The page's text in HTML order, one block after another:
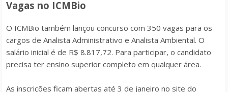
Vagas no ICMBio
O ICMBio também lançou concurso com 350 vagas para os
cargos de Analista Administrativo e Analista Ambiental. O
salário inicial é de R$ 8.817,72. Para participar, o candidato
precisa ter ensino superior completo em qualquer área.
As inscrições ficam abertas até 3 de janeiro no site do